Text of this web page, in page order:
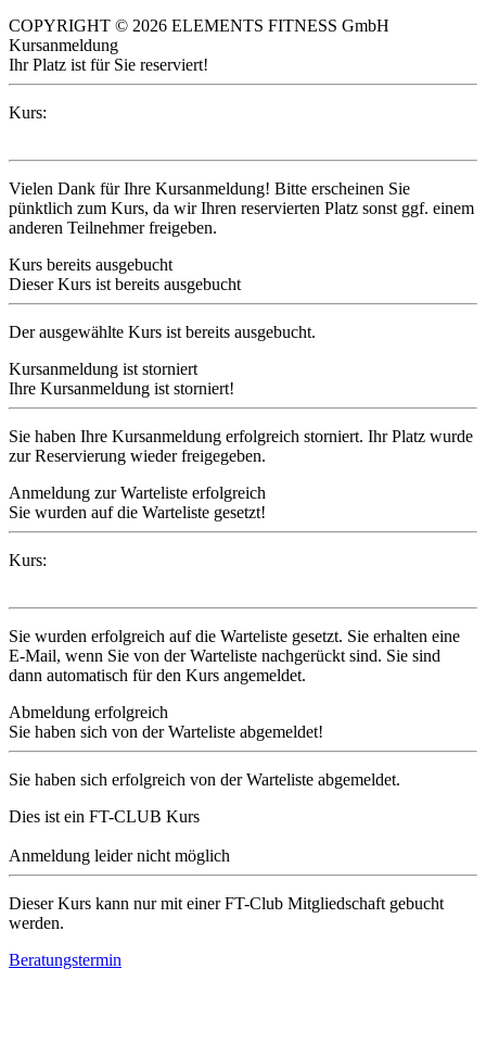
COPYRIGHT © 2026 ELEMENTS FITNESS GmbH
Kursanmeldung
Ihr Platz ist für Sie reserviert!
Kurs:
Vielen Dank für Ihre Kursanmeldung! Bitte erscheinen Sie
pünktlich zum Kurs, da wir Ihren reservierten Platz sonst ggf. einem
anderen Teilnehmer freigeben.
Kurs bereits ausgebucht
Dieser Kurs ist bereits ausgebucht
Der ausgewählte Kurs ist bereits ausgebucht.
Kursanmeldung ist storniert
Ihre Kursanmeldung ist storniert!
Sie haben Ihre Kursanmeldung erfolgreich storniert. Ihr Platz wurde
zur Reservierung wieder freigegeben.
Anmeldung zur Warteliste erfolgreich
Sie wurden auf die Warteliste gesetzt!
Kurs:
Sie wurden erfolgreich auf die Warteliste gesetzt. Sie erhalten eine
E-Mail, wenn Sie von der Warteliste nachgerückt sind. Sie sind
dann automatisch für den Kurs angemeldet.
Abmeldung erfolgreich
Sie haben sich von der Warteliste abgemeldet!
Sie haben sich erfolgreich von der Warteliste abgemeldet.
Dies ist ein FT-CLUB Kurs
Anmeldung leider nicht möglich
Dieser Kurs kann nur mit einer FT-Club Mitgliedschaft gebucht
werden.
Beratungstermin